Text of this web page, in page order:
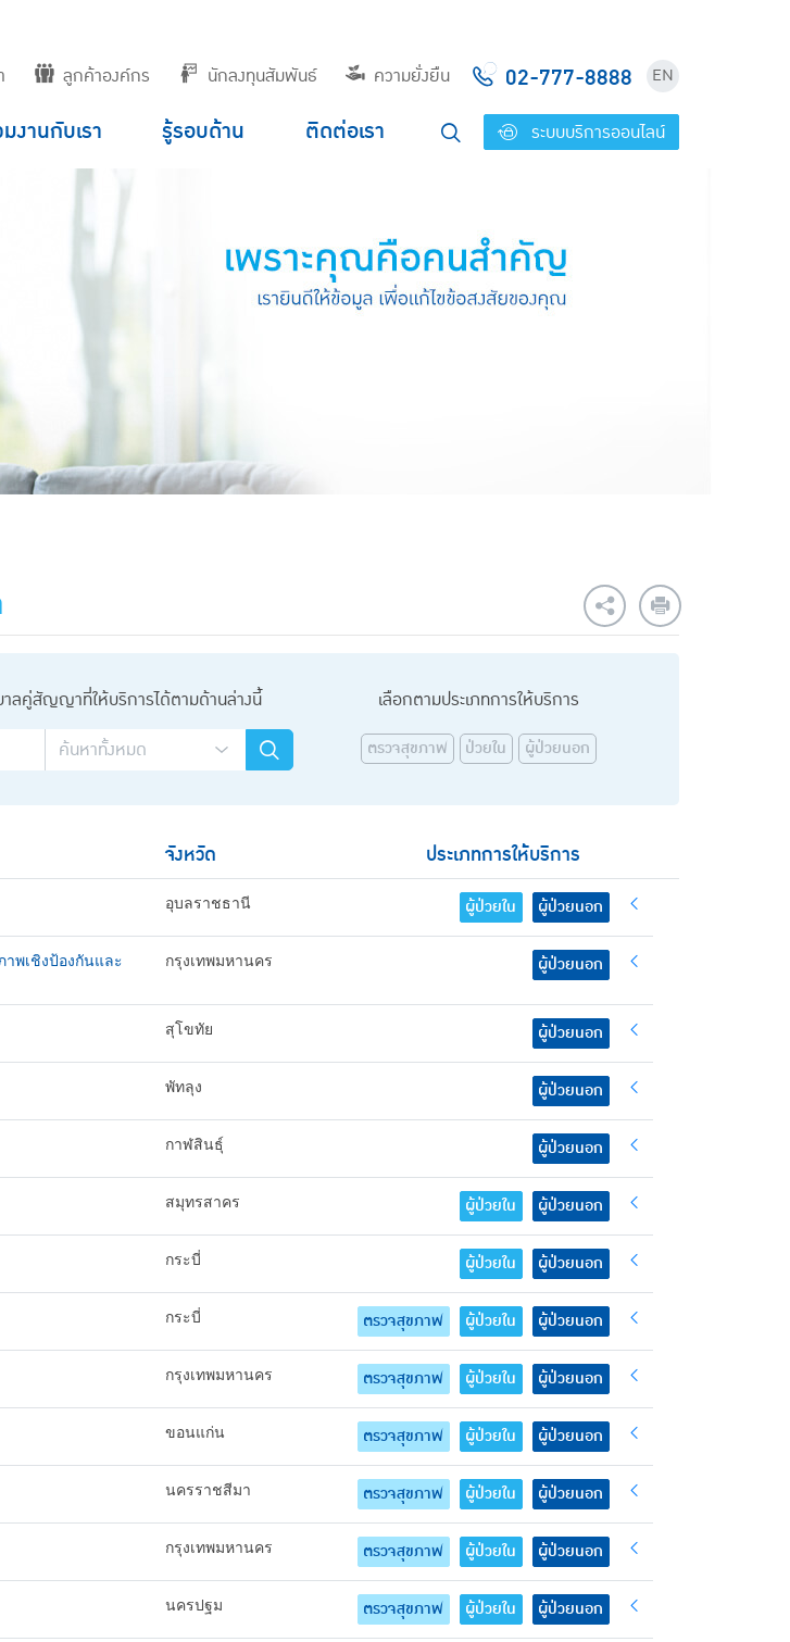
ลูกค้าองค์กร นักลงทุนสัมพันธ์ ความยั่งยืน 02-777-8888 EN
งานกับเรา รู้รอบด้าน ติดต่อเรา ระบบบริการออนไลน์
ลคู่สัญญาที่ให้บริการได้ตามด้านล่างนี้ เลือกตามประเภทการให้บริการ
ตรวจสุขภาพ ป่วยใน ผู้ป่วยนอก
จังหวัด ประเภทการให้บริการ
อุบลราชธานี ผู้ป่วยใน ผู้ป่วยนอก
าพเชิงป้องกันและ
กรุงเทพมหานคร ผู้ป่วยนอก
สุโขทัย ผู้ป่วยนอก
พัทลุง ผู้ป่วยนอก
กาฬสินธุ์ ผู้ป่วยนอก
สมุทรสาคร ผู้ป่วยใน ผู้ป่วยนอก
กระบี่ ผู้ป่วยใน ผู้ป่วยนอก
กระบี่ ตรวจสุขภาพ ผู้ป่วยใน ผู้ป่วยนอก
กรุงเทพมหานคร ตรวจสุขภาพ ผู้ป่วยใน ผู้ป่วยนอก
ขอนแก่น ตรวจสุขภาพ ผู้ป่วยใน ผู้ป่วยนอก
นครราชสีมา ตรวจสุขภาพ ผู้ป่วยใน ผู้ป่วยนอก
กรุงเทพมหานคร ตรวจสุขภาพ ผู้ป่วยใน ผู้ป่วยนอก
นครปฐม ตรวจสุขภาพ ผู้ป่วยใน ผู้ป่วยนอก